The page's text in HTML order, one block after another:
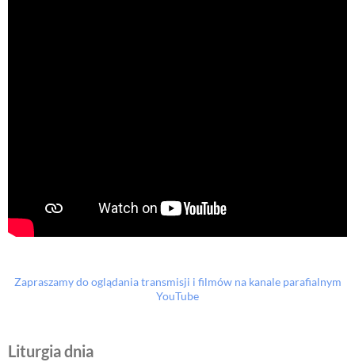
Zapraszamy do oglądania transmisji i filmów na kanale parafialnym
YouTube
Liturgia dnia